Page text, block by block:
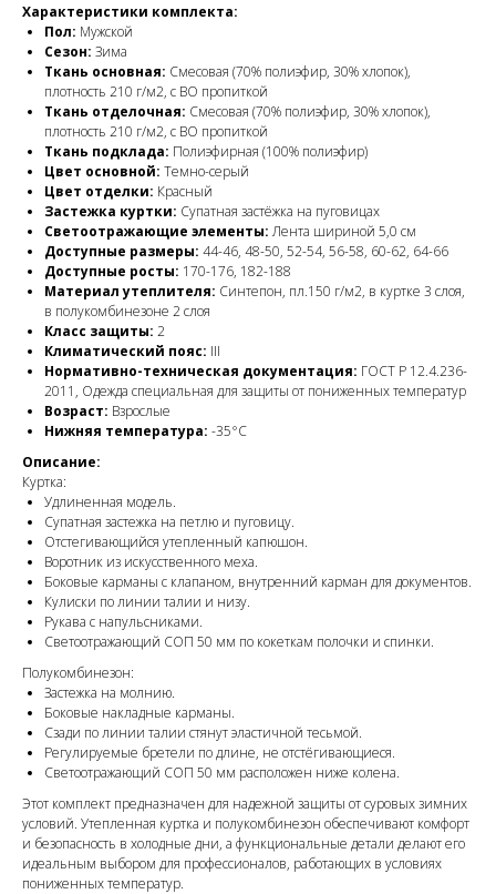
Характеристики комплекта:
Пол: Мужской
Сезон: Зима
Ткань основная: Смесовая (70% полиэфир, 30% хлопок),
плотность 210 г/м2, с ВО пропиткой
Ткань отделочная: Смесовая (70% полиэфир, 30% хлопок),
плотность 210 г/м2, с ВО пропиткой
Ткань подклада: Полиэфирная (100% полиэфир)
Цвет основной: Темно-серый
Цвет отделки: Красный
Застежка куртки: Супатная застёжка на пуговицах
Светоотражающие элементы:Лента шириной 5,0 см
Доступные размеры: 44-46, 48-50, 52-54, 56-58, 60-62, 64-66
Доступные росты: 170-176, 182-188
Материал утеплителя: Синтепон, пл.150 г/м2, в куртке 3 слоя,
в полукомбинезоне 2 слоя
Класс защиты: 2
Климатический пояс: III
Нормативно-техническая документация: ГОСТ Р 12.4.236-
2011, Одежда специальная для защиты от пониженных температур
Возраст: Взрослые
Нижняя температура: -35°C
Описание:
Куртка:
Удлиненная модель.
Супатная застежка на петлю и пуговицу.
Отстегивающийся утепленный капюшон.
Воротник из искусственного меха.
Боковые карманы с клапаном, внутренний карман для документов.
Кулиски по линии талии и низу.
Рукава с напульсниками.
Светоотражающий СОП 50 мм по кокеткам полочки и спинки.
Полукомбинезон:
Застежка на молнию.
Боковые накладные карманы.
Сзади по линии талии стянут эластичной тесьмой.
Регулируемые бретели по длине, не отстёгивающиеся.
Светоотражающий СОП 50 мм расположен ниже колена.
Этот комплект предназначен для надежной защиты от суровых зимних
условий. Утепленная куртка и полукомбинезон обеспечивают комфорт
и безопасность в холодные дни, а функциональные детали делают его
идеальным выбором для профессионалов, работающих в условиях
пониженных температур.